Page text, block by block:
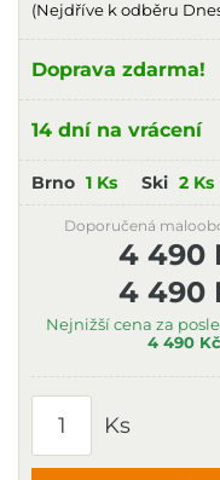
(Nejdříve k odběru
Doprava zdarma!
14 dní na vrácení
Brno 1 Ks Ski 2 Ks
4 490
Nejnižší cena za
4 490 Kč
Doporučená
4 490
Ks